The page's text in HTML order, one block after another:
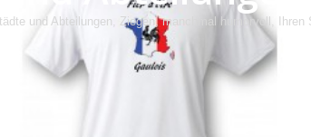
und Abteilungen, Ziegen, manchmal humorvoll,